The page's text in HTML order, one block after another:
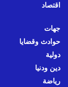
اقتصاد
جهات
حوادث وقضايا
دولية
دين ودنيا
رياضة